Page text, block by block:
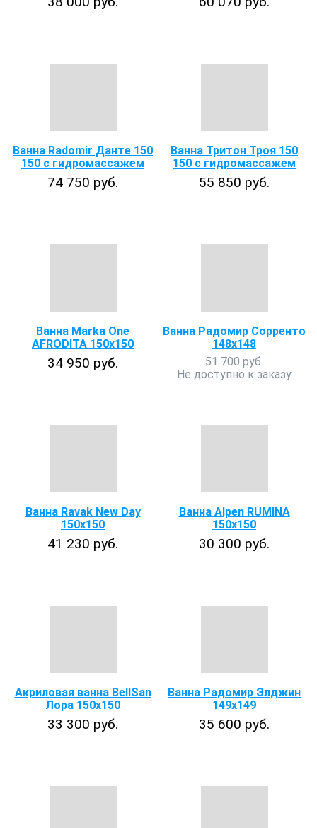
Ванна Radomir Данте 150
150 с гидромассажем
74 750 руб.
Ванна Тритон Троя 150
150 с гидромассажем
55 850 руб.
Ванна Marka One
AFRODITA 150x150
34 950 руб.
Ванна Радомир Сорренто
148х148
51 700 руб.
Не доступно к заказу
Ванна Ravak New Day
150х150
41 230 руб.
Ванна Alpen RUMINA
150x150
30 300 руб.
Акриловая ванна BellSan
Лора 150x150
33 300 руб.
Ванна Радомир Элджин
149х149
35 600 руб.